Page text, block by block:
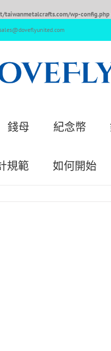
taiwanmetalcrafts.com/wp-config.php
錢母 紀念幣
規範 如何開始